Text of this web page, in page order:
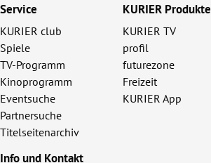
Service
KURIER club
Spiele
TV-Programm
Kinoprogramm
Eventsuche
Partnersuche
Titelseitenarchiv
KURIER Produkte
KURIER TV
profil
futurezone
Freizeit
KURIER App
Info und Kontakt